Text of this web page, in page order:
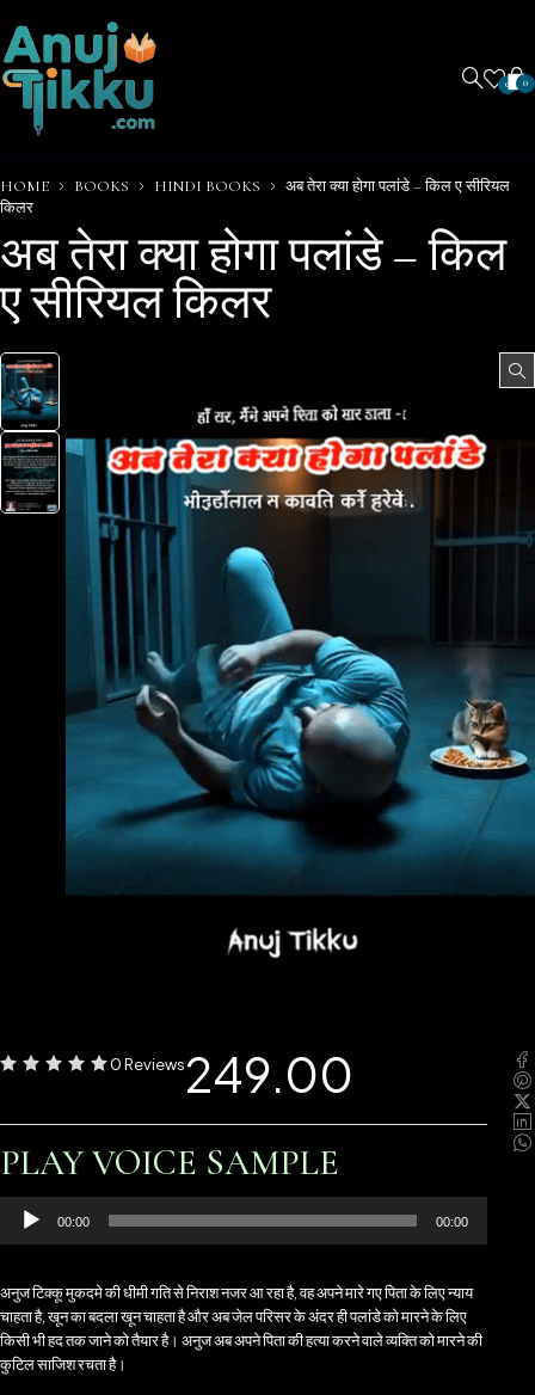
0 0
HOME BOOKS HINDI BOOKS
अब तेरा क्या होगा पलांडे – किल ए सीरियल
किलर
अब तेरा क्या होगा पलांडे – किल
ए सीरियल किलर
0 Reviews249.00
PLAY VOICE SAMPLE
Audio
Player
00:00 00:00
अनुज टिक्कू मुकदमे की धीमी गति से निराश नजर आ रहा है, वह अपने मारे गए पिता के लिए न्याय
चाहता है, खून का बदला खून चाहता है और अब जेल परिसर के अंदर ही पलांडे को मारने के लिए
किसी भी हद तक जाने को तैयार है। अनुज अब अपने पिता की हत्या करने वाले व्यक्ति को मारने की
कुटिल साजिश रचता है।